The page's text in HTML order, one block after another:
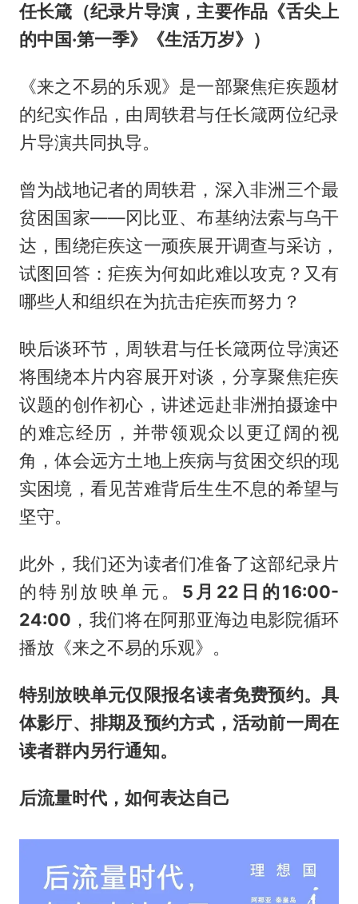
任长箴（纪录片导演，主要作品《舌尖上
的中国·第一季》《生活万岁》）
《来之不易的乐观》是一部聚焦疟疾题材
的纪实作品，由周轶君与任长箴两位纪录
片导演共同执导。
曾为战地记者的周轶君，深入非洲三个最
贫困国家——冈比亚、布基纳法索与乌干
达，围绕疟疾这一顽疾展开调查与采访，
试图回答：疟疾为何如此难以攻克？又有
哪些人和组织在为抗击疟疾而努力？
映后谈环节，周轶君与任长箴两位导演还
将围绕本片内容展开对谈，分享聚焦疟疾
议题的创作初心，讲述远赴非洲拍摄途中
的难忘经历，并带领观众以更辽阔的视
角，体会远方土地上疾病与贫困交织的现
实困境，看见苦难背后生生不息的希望与
坚守。
此外，我们还为读者们准备了这部纪录片
的特别放映单元。 5月22日的16:00-
24:00 ，我们将在阿那亚海边电影院循环
播放《来之不易的乐观》。
特别放映单元仅限报名读者免费预约。具
体影厅、排期及预约方式，活动前一周在
读者群内另行通知。
后流量时代，如何表达自己